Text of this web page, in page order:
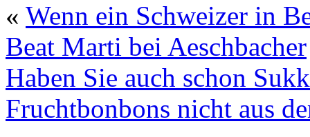
« Wenn ein Schweizer in
Beat Marti bei Aeschbacher
Haben Sie auch schon
Fruchtbonbons nicht aus